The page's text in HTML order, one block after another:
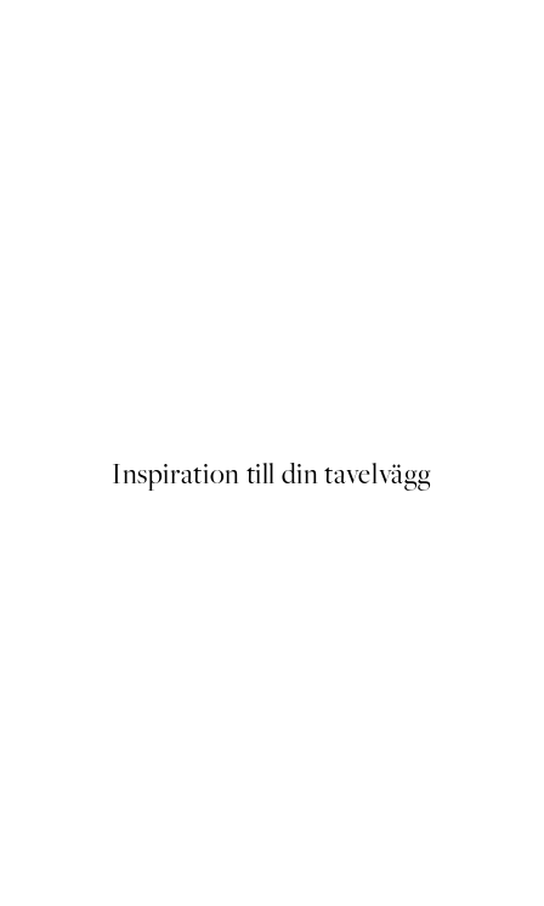
Inspiration till din tavelvägg